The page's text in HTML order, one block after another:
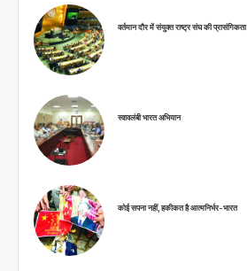
वर्तमान दौर में संयुक्त राष्ट्र संघ की प्रासंगिकता
स्वावलंबी भारत अभियान
कोई सपना नहीं, हकीकत है आत्मनिर्भर-भारत